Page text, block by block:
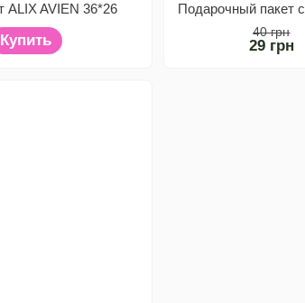
ALIX AVIEN 36*26
Купить 40 грн
29 грн